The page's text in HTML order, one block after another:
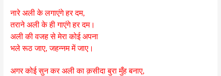
नारे अली के लगाएंगे हर दम,
तराने अली के ही गाएंगे हर दम।
अली की वजह से मेरा कोई अपना
भले रूठ जाए, जहन्नम में जाए।
अगर कोई सुन कर अली का क़सीदा बुरा मुँह बनाए,